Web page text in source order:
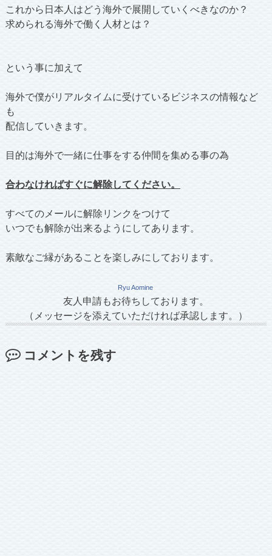
これから日本人はどう海外で展開していくべきなのか？
求められる海外で働く人材とは？
という事に加えて
海外で僕がリアルタイムに受けているビジネスの情報など
も
配信していきます。
目的は海外で一緒に仕事をする仲間を集める事の為
合わなければすぐに解除してください。
すべてのメールに解除リンクをつけて
いつでも解除が出来るようにしてあります。
素敵なご縁があることを楽しみにしております。
Ryu Aomine
友人申請もお待ちしております。
（メッセージを添えていただければ承認します。）
コメントを残す